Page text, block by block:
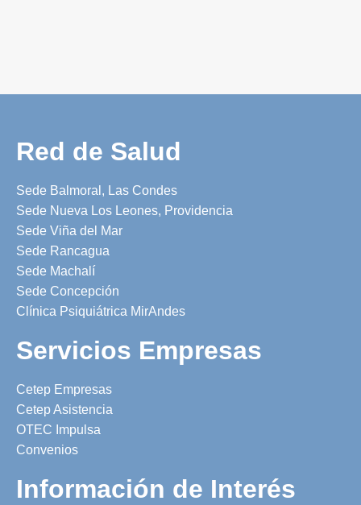
Red de Salud
Sede Balmoral, Las Condes
Sede Nueva Los Leones, Providencia
Sede Viña del Mar
Sede Rancagua
Sede Machalí
Sede Concepción
Clínica Psiquiátrica MirAndes
Servicios Empresas
Cetep Empresas
Cetep Asistencia
OTEC Impulsa
Convenios
Información de Interés